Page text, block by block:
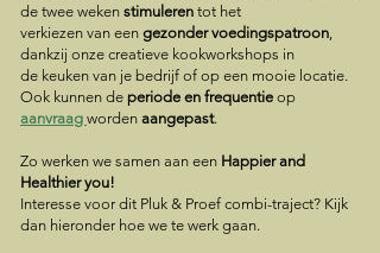
de twee weken stimuleren tot het
verkiezen van een gezonder voedingspatroon,
dankzij onze creatieve kookworkshops in
de keuken van je bedrijf of op een mooie locatie.
Ook kunnen de periode en frequentie op
aanvraag worden aangepast.
Zo werken we samen aan een Happier and
Healthier you!
Interesse voor dit Pluk & Proef combi-traject? Kijk
dan hieronder hoe we te werk gaan.